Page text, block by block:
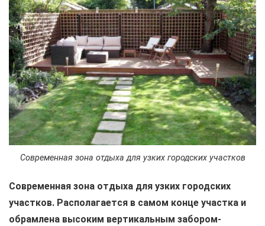
Современная зона отдыха для узких городских участков
Современная зона отдыха для узких городских
участков. Располагается в самом конце участка и
обрамлена высоким вертикальным забором-